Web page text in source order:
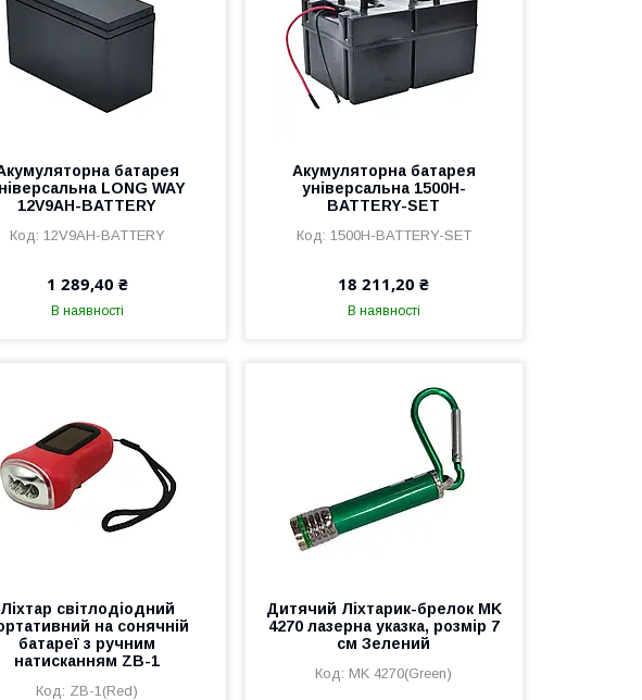
батарея
LONG WAY
12V9AH-BATTERY
12V9AH-BATTERY
1 289,40 ₴
В наявності
Акумуляторна батарея
універсальна 1500H-
BATTERY-SET
1500H-BATTERY-SET
18 211,20 ₴
В наявності
Ліхтар світлодіодний
на сонячній
батареї з ручним
натисканням ZB-1
ZB-1(Red)
Дитячий Ліхтарик-брелок MK
4270 лазерна указка, розмір 7
см Зелений
MK 4270(Green)